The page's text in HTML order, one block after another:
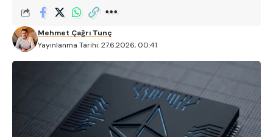
Yayınlanma Tarihi: 27.6.2026, 00:41
Mehmet Çağrı Tunç